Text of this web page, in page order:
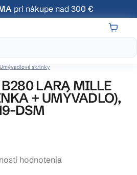
pri nákupe nad 300 €
Umývadlové skrinky
LARA MILLE
+ UMÝVADLO),
DSM
hodnotenia